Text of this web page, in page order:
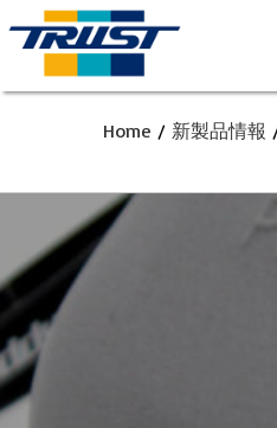
Home / 新製品情報